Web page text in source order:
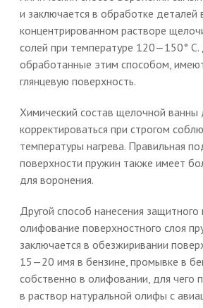
и заключается в обработке деталей
концентрированном растворе
солей при температуре 120—150° С.
обработанные этим способом,
глянцевую поверхность.
Химический состав щелочной
корректироваться при строгом
температуры нагрева. Правильная
поверхности пружин также имеет
для воронения.
Другой способ нанесения защитного
олифование поверхностного слоя
заключается в обезжиривании
15—20 имя в бензине, промывке в
собственно в олифовании, для чего
в раствор натуральной олифы с